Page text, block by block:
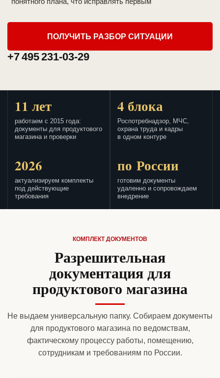
ПОЛУЧИТЬ РАЗБОР СИТУАЦИИ
+7 495 231-03-29
11 лет
работаем с 2015 года:
документы для продуктового
магазина и проверки
4 блока
Роспотребнадзор, МЧС,
охрана труда и кадры
в одном контуре
2026
актуализируем комплекты
под действующие
требования
по России
готовим документы
удаленно и сопровождаем
внедрение
КОМПЛЕКТ ДОКУМЕНТОВ
Разрешительная
документация для
продуктового магазина
Не выдаем универсальную папку. Собираем документы
для продуктового магазина по ведомствам,
фактическому процессу работы, помещению,
сотрудникам и требованиям по России.